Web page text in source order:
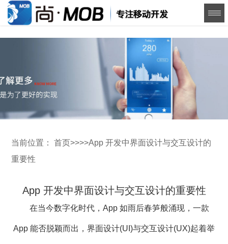
当前位置：首页>>>>App 开发中界面设计与交互设计的
重要性
App 开发中界面设计与交互设计的重要性
在当今数字化时代，App 如雨后春笋般涌现，一款
App 能否脱颖而出，界面设计(UI)与交互设计(UX)起着举